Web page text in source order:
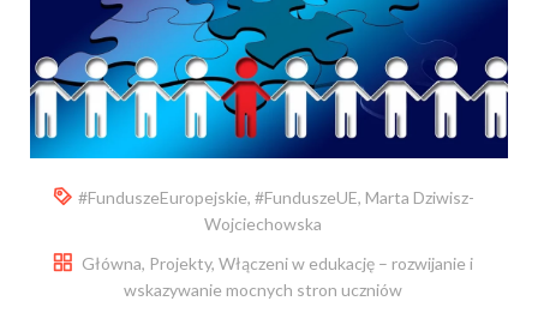
#FunduszeEuropejskie, #FunduszeUE, Marta Dziwisz-
Wojciechowska
Główna, Projekty, Włączeni w edukację – rozwijanie i
wskazywanie mocnych stron uczniów